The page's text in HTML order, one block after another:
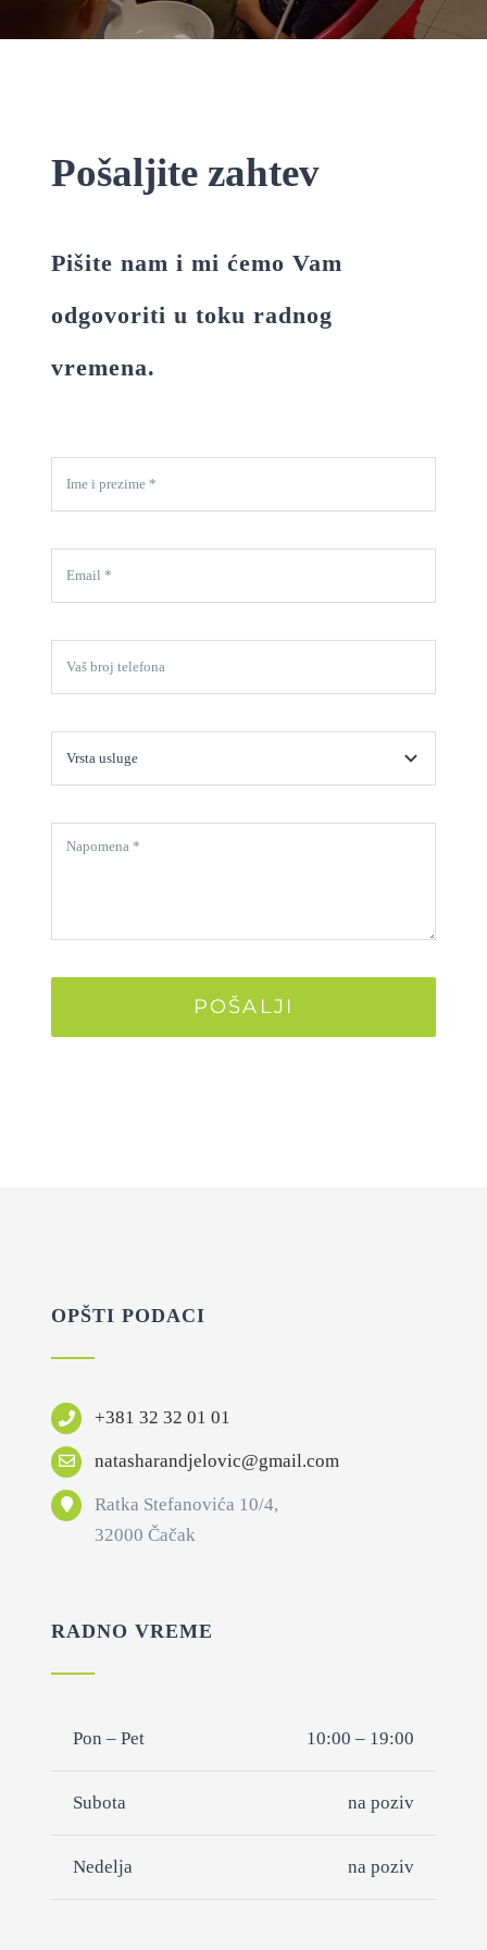
Pošaljite zahtev
Pišite nam i mi ćemo Vam
odgovoriti u toku radnog
vremena.
POŠALJI
OPŠTI PODACI
+381 32 32 01 01
natasharandjelovic@gmail.com
Ratka Stefanovića 10/4,
32000 Čačak
RADNO VREME
Pon – Pet 10:00 – 19:00
Subota na poziv
Nedelja na poziv